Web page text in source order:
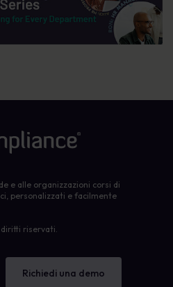
e alle organizzazioni corsi di
personalizzati e facilmente
riservati.
Richiedi una demo